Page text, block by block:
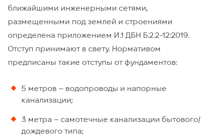
ближайшими инженерными сетями,
размещенными под землей и строениями
определена приложением И.1 ДБН Б.2.2-12:2019.
Отступ принимают в свету. Нормативом
предписаны такие отступы от фундаментов:
5 метров – водопроводы и напорные
канализации;
3 метра – самотечные канализации бытового/
дождевого типа;